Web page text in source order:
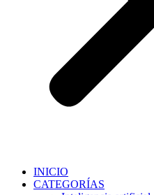
INICIO
CATEGORÍAS